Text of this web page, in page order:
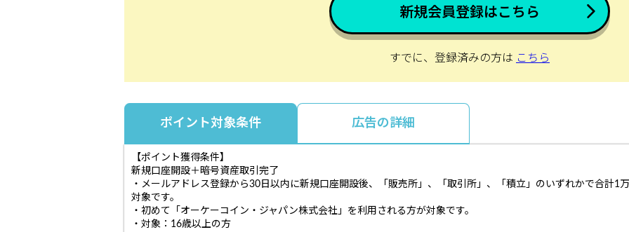
新規会員登録はこちら
すでに、登録済みの方は こちら
ポイント対象条件 広告の詳細
【ポイント獲得条件】
新規口座開設＋暗号資産取引完了
・メールアドレス登録から30日以内に新規口座開設後、「販売所」、「取引所」、「積立」のいずれかで合計1
対象です。
・初めて「オーケーコイン・ジャパン株式会社」を利用される方が対象です。
・対象：16歳以上の方